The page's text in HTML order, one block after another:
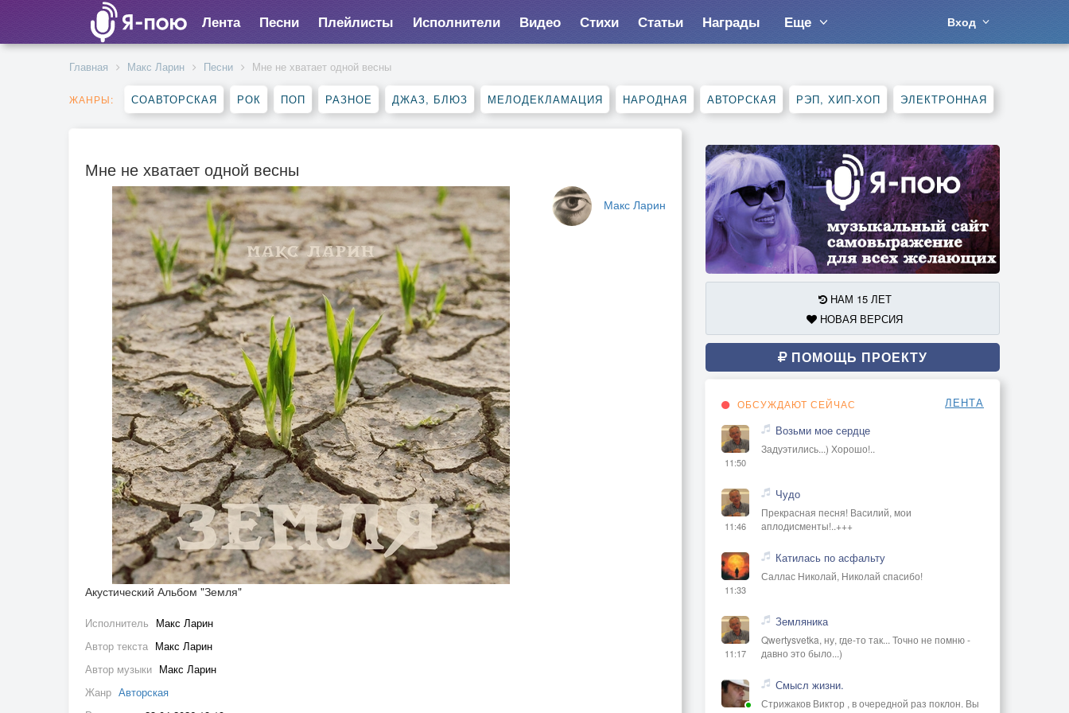
Лента Песни Плейлисты Исполнители Видео Стихи Статьи Награды Еще Вход
Главная Макс Ларин Песни Мне не хватает одной весны
ЖАНРЫ: СОАВТОРСКАЯ РОК ПОП РАЗНОЕ ДЖАЗ, БЛЮЗ МЕЛОДЕКЛАМАЦИЯ НАРОДНАЯ АВТОРСКАЯ РЭП, ХИП-ХОП ЭЛЕКТРОННАЯ
Мне не хватает одной весны
Макс Ларин
Акустический Альбом "Земля"
Исполнитель Макс Ларин
Автор текста Макс Ларин
Автор музыки Макс Ларин
Жанр Авторская
НАМ 15 ЛЕТ
НОВАЯ ВЕРСИЯ
ПОМОЩЬ ПРОЕКТУ
ОБСУЖДАЮТ СЕЙЧАС ЛЕНТА
11:50
Возьми мое сердце
Задуэтились...) Хорошо!..
11:46
Чудо
Прекрасная песня! Василий, мои
аплодисменты!..+++
11:33
Катилась по асфальту
Саллас Николай, Николай спасибо!
11:17
Земляника
Qwertysvetka, ну, где-то так... Точно не помню -
давно это было...)
Смысл жизни.
Стрижаков Виктор , в очередной раз поклон. Вы